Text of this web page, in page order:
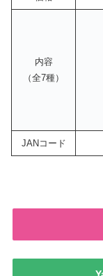
内容
（全7種）
JANコード